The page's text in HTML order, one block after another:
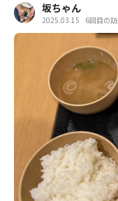
坂ちゃん
2025.03.15 6回目の